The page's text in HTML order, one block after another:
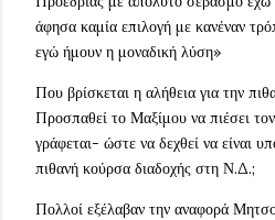
άφησα καμία επιλογή με κανέναν
εγώ ήμουν η μοναδική λύση»
Που βρίσκεται η αλήθεια για την
Προσπαθεί το Μαξίμου να πιέσει
γράφεται- ώστε να δεχθεί να είναι
πιθανή κούρσα διαδοχής στη Ν.Δ.;
Πολλοί εξέλαβαν την αναφορά